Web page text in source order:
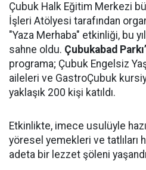
Çubuk Halk Eğitim Merkezi
İşleri Atölyesi tarafından
"Yaza Merhaba" etkinliği, bu
sahne oldu. Çubukabad
programa; Çubuk Engelsiz
aileleri ve GastroÇubuk
yaklaşık 200 kişi katıldı.
Etkinlikte, imece usulüyle
yöresel yemekleri ve tatlıları
adeta bir lezzet şöleni